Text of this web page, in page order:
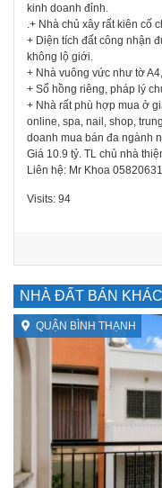
kinh doanh đỉnh.
.+ Nhà chủ xây rất kiên cố
+ Diện tích đất công nhận
không lộ giới.
+ Nhà vuông vức như tờ
+ Sổ hồng riêng, pháp lý
+ Nhà rất phù hợp mua ở
online, spa, nail, shop,
doanh mua bán đa ngành
Giá 10.9 tỷ. TL chủ nhà
Liên hệ: Mr Khoa
Visits: 94
NHÀ ĐẤT BÁN
QUẬN BÌNH THẠNH